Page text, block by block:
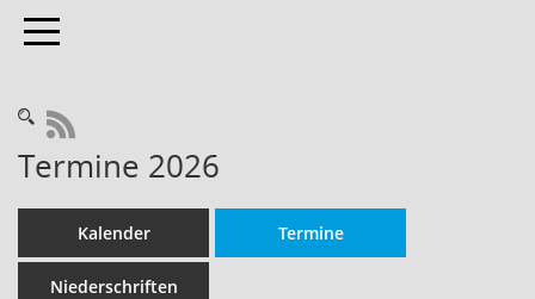
Toggle navigation
RSS-Feed
Termine 2026
Kalender Termine
Niederschriften